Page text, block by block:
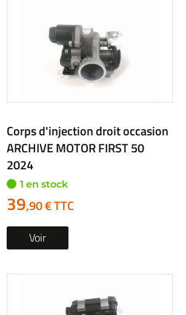
Corps d'injection droit occasion
ARCHIVE MOTOR FIRST 50
2024
1 en stock
39,90 € TTC
Voir